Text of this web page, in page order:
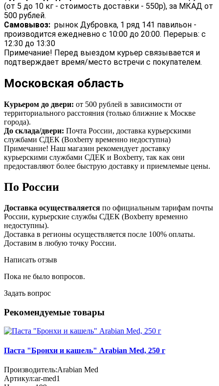
(от 5 до 10 кг - стоимость доставки - 550р), за МКАД от
500 рублей.
Самовывоз: рынок Дубровка, 1 ряд 141 павильон -
производится ежедневно с 10:00 до 20:00. Перерыв: с
12:30 до 13:30
Примечание! Перед выездом курьер связывается и
подтверждает время/место встречи с покупателем.
Московская область
Курьером до двери: от 500 рублей в зависимости от
территориального расстояния (только ближние к Москве
города).
До склада/двери: Почта России, доставка курьерскими
службами СДЕК (Boxberry временно недоступна)
Примечание! Наш магазин рекомендует доставку
курьерскими службами СДЕК и Boxberry, так как они
предоставляют более быструю доставку и приемлемые цены.
По России
Доставка осуществаляется по официальным тарифам почты
России, курьерские службы СДЕК (Boxberry временно
недоступны).
Доставка в регионы осуществляется после 100% оплаты.
Доставим в любую точку России.
Написать отзыв
Пока не было вопросов.
Задать вопрос
Рекомендуемые товары
Паста "Бронхи и кашель" Arabian Med, 250 г
Производитель:Arabian Med
Артикул:ar-med1